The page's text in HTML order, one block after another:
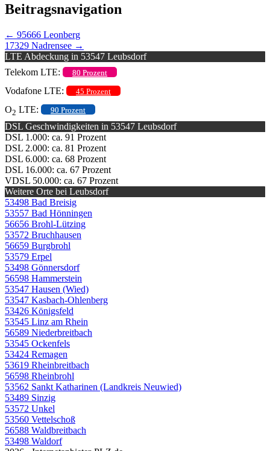
Beitragsnavigation
← 95666 Leonberg
17329 Nadrensee →
LTE Abdeckung in 53547 Leubsdorf
Telekom LTE:
80 Prozent
Vodafone LTE: 45 Prozent
O2 LTE: 90 Prozent
DSL Geschwindigkeiten in 53547 Leubsdorf
DSL 1.000: ca. 91 Prozent
DSL 2.000: ca. 81 Prozent
DSL 6.000: ca. 68 Prozent
DSL 16.000: ca. 67 Prozent
VDSL 50.000: ca. 67 Prozent
Weitere Orte bei Leubsdorf
53498 Bad Breisig
53557 Bad Hönningen
56656 Brohl-Lützing
53572 Bruchhausen
56659 Burgbrohl
53579 Erpel
53498 Gönnersdorf
56598 Hammerstein
53547 Hausen (Wied)
53547 Kasbach-Ohlenberg
53426 Königsfeld
53545 Linz am Rhein
56589 Niederbreitbach
53545 Ockenfels
53424 Remagen
53619 Rheinbreitbach
56598 Rheinbrohl
53562 Sankt Katharinen (Landkreis Neuwied)
53489 Sinzig
53572 Unkel
53560 Vettelschoß
56588 Waldbreitbach
53498 Waldorf